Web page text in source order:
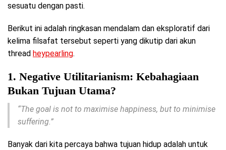
sesuatu dengan pasti.
Berikut ini adalah ringkasan mendalam dan eksploratif dari
kelima filsafat tersebut seperti yang dikutip dari akun
thread heypearling.
1. Negative Utilitarianism: Kebahagiaan
Bukan Tujuan Utama?
“The goal is not to maximise happiness, but to minimise
suffering.”
Banyak dari kita percaya bahwa tujuan hidup adalah untuk